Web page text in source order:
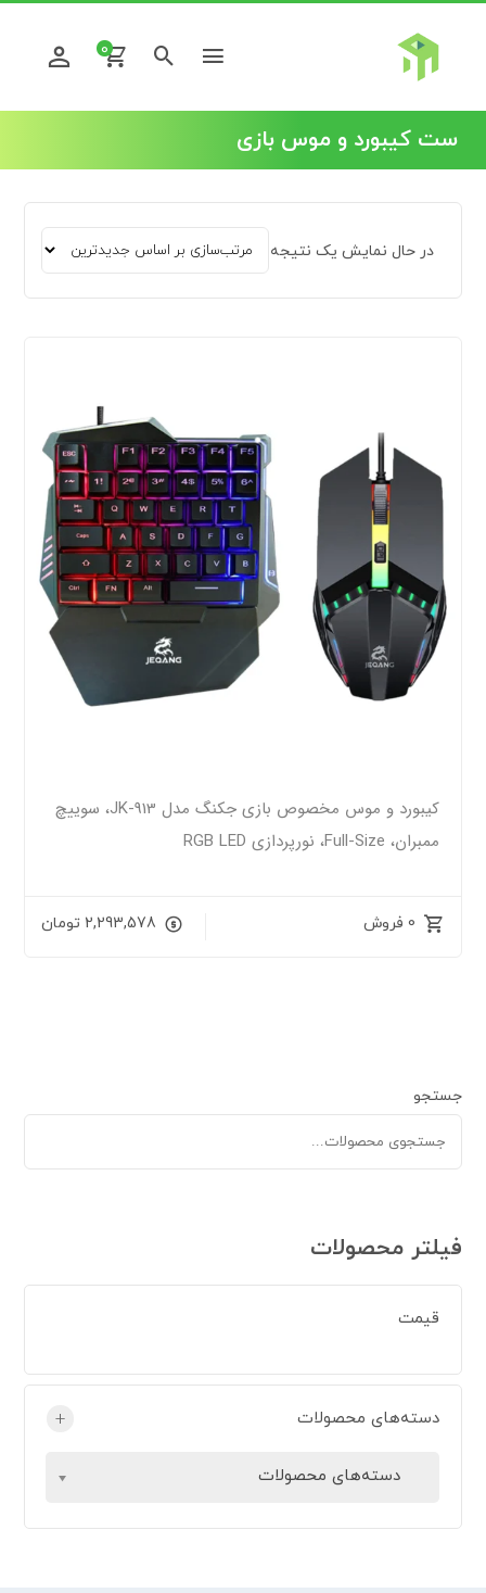
0
ست کیبورد و موس بازی
در حال نمایش یک نتیجه
کیبورد و موس مخصوص بازی جکنگ مدل JK-913، سوییچ
ممبران، Full-Size، نورپردازی RGB LED
0 فروش 2,293,578 تومان
جستجو
فیلتر محصولات
قیمت
دسته‌های محصولات +
دسته‌های محصولات